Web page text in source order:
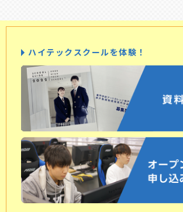
ハイテックスクールを体験！